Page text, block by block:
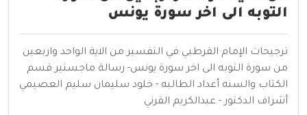
التوبه الى اخر سورة يونس
ترجيحات الإمام القرطبي في التفسير من الاية الواحد واربعين
من سورة التوبه الى اخر سورة يونس- رسالة ماجستير قسم
الكتاب والسنه أعداد الطالبه - خلود سليمان سليم العصيمي
أشراف الدكتور - عبدالكريم القرني